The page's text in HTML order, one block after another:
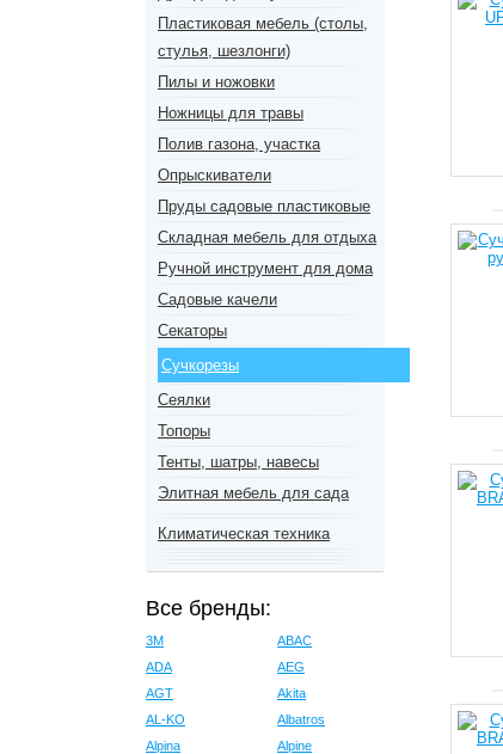
Пластиковая мебель (столы,
стулья, шезлонги)
Пилы и ножовки
Ножницы для травы
Полив газона, участка
Опрыскиватели
Пруды садовые пластиковые
Складная мебель для отдыха
Ручной инструмент для дома
Садовые качели
Секаторы
Сучкорезы
Сеялки
Топоры
Тенты, шатры, навесы
Элитная мебель для сада
Климатическая техника
Все бренды:
3M
ABAC
ADA
AEG
AGT
Akita
AL-KO
Albatros
Alpina
Alpine